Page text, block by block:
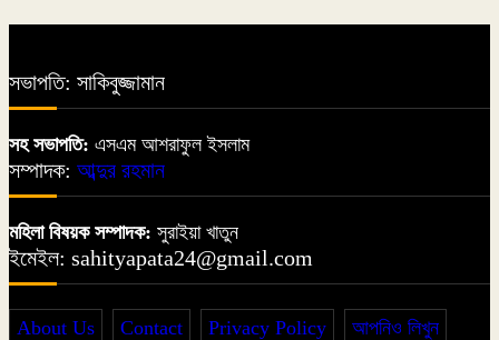
সভাপতি: সাকিবুজ্জামান
সহ সভাপতি: এসএম আশরাফুল ইসলাম
সম্পাদক: আব্দুর রহমান
মহিলা বিষয়ক সম্পাদক: সুরাইয়া খাতুন
ইমেইল: sahityapata24@gmail.com
About Us Contact Privacy Policy আপনিও লিখুন